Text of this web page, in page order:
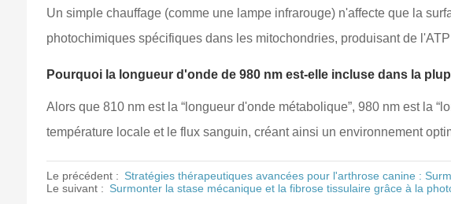
Un simple chauffage (comme une lampe infrarouge) n'affecte que la
photochimiques spécifiques dans les mitochondries, produisant de
Pourquoi la longueur d'onde de 980 nm est-elle incluse dans la
Alors que 810 nm est la “longueur d'onde métabolique”, 980 nm est la
température locale et le flux sanguin, créant ainsi un environnement
Le précédent : Stratégies thérapeutiques avancées pour l'arthrose canine :
Le suivant : Surmonter la stase mécanique et la fibrose tissulaire grâce à la